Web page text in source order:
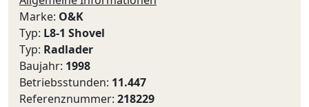
Marke: O&K
Typ: L8-1 Shovel
Typ: Radlader
Baujahr: 1998
Betriebsstunden: 11.447
Referenznummer: 218229